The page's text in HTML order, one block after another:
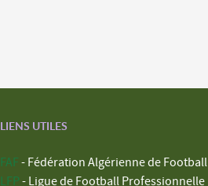
LIENS UTILES
FAF - Fédération Algérienne de Football
LFP - Ligue de Football Professionnelle